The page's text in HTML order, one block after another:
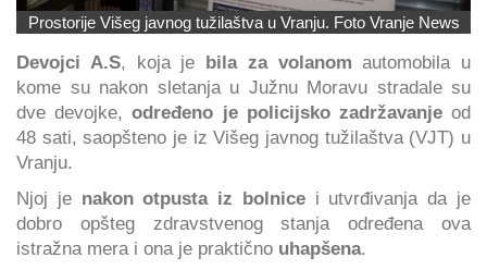
Prostorije Višeg javnog tužilaštva u Vranju. Foto Vranje News
Devojci A.S, koja je bila za volanomautomobila u
kome su nakon sletanja u Južnu Moravu stradale su
dve devojke,određeno je policijsko zadržavanjeod
48 sati, saopšteno je iz Višeg javnog tužilaštva (VJT) u
Vranju.
Njoj jenakon otpusta iz bolnicei utvrđivanja da je
dobro opšteg zdravstvenog stanja određena ova
istražna mera i ona je praktično uhapšena.